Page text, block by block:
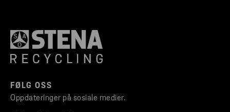
FØLG OSS
Oppdateringer på sosiale medier.